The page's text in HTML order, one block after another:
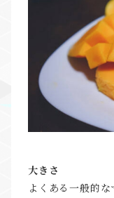
大きさ
よくある一般的